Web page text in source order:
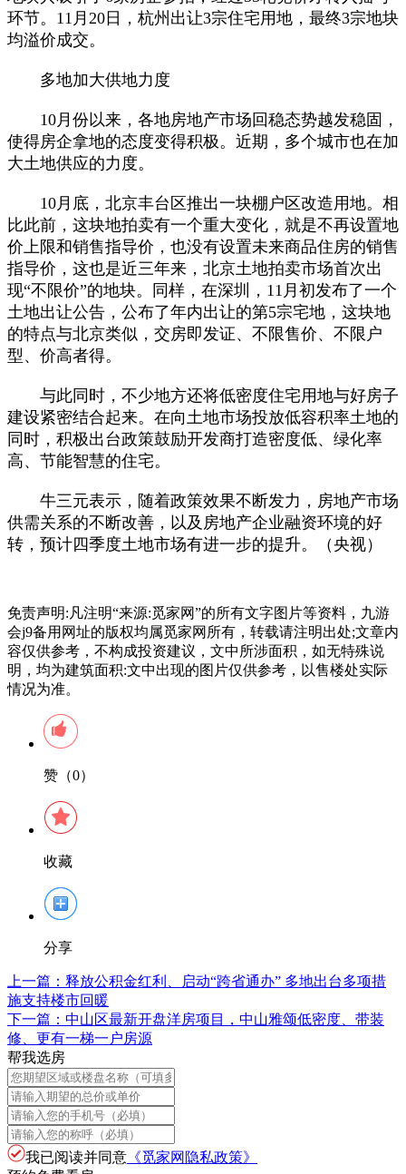
环节。11月20日，杭州出让3宗住宅用地，最终3宗地块
均溢价成交。
多地加大供地力度
10月份以来，各地房地产市场回稳态势越发稳固，
使得房企拿地的态度变得积极。近期，多个城市也在加
大土地供应的力度。
10月底，北京丰台区推出一块棚户区改造用地。相
比此前，这块地拍卖有一个重大变化，就是不再设置地
价上限和销售指导价，也没有设置未来商品住房的销售
指导价，这也是近三年来，北京土地拍卖市场首次出
现“不限价”的地块。同样，在深圳，11月初发布了一个
土地出让公告，公布了年内出让的第5宗宅地，这块地
的特点与北京类似，交房即发证、不限售价、不限户
型、价高者得。
与此同时，不少地方还将低密度住宅用地与好房子
建设紧密结合起来。在向土地市场投放低容积率土地的
同时，积极出台政策鼓励开发商打造密度低、绿化率
高、节能智慧的住宅。
牛三元表示，随着政策效果不断发力，房地产市场
供需关系的不断改善，以及房地产企业融资环境的好
转，预计四季度土地市场有进一步的提升。（央视）
免责声明:凡注明“来源:觅家网”的所有文字图片等资料，九游
会j9备用网址的版权均属觅家网所有，转载请注明出处;文章内
容仅供参考，不构成投资建议，文中所涉面积，如无特殊说
明，均为建筑面积:文中出现的图片仅供参考，以售楼处实际
情况为准。
赞（0）
收藏
分享
上一篇： 释放公积金红利、启动“跨省通办” 多地出台多项措
施支持楼市回暖
下一篇： 中山区最新开盘洋房项目，中山雅颂低密度、带装
修、更有一梯一户房源
帮我选房
我已阅读并同意 《觅家网隐私政策》